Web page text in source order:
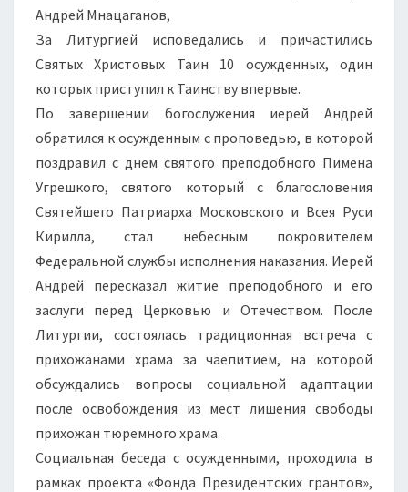
Андрей Мнацаганов,
За Литургией исповедались и причастились
Святых Христовых Таин 10 осужденных, один
которых приступил к Таинству впервые.
По завершении богослужения иерей Андрей
обратился к осужденным с проповедью, в которой
поздравил с днем святого преподобного Пимена
Угрешкого, святого который с благословения
Святейшего Патриарха Московского и Всея Руси
Кирилла, стал небесным покровителем
Федеральной службы исполнения наказания. Иерей
Андрей пересказал житие преподобного и его
заслуги перед Церковью и Отечеством. После
Литургии, состоялась традиционная встреча с
прихожанами храма за чаепитием, на которой
обсуждались вопросы социальной адаптации
после освобождения из мест лишения свободы
прихожан тюремного храма.
Социальная беседа с осужденными, проходила в
рамках проекта «Фонда Президентских грантов»,